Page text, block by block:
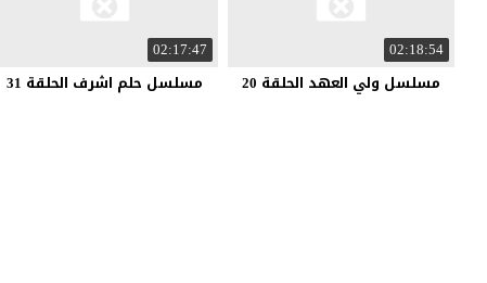
02:18:54
مسلسل ولي العهد الحلقة 20
02:17:47
مسلسل حلم اشرف الحلقة 31